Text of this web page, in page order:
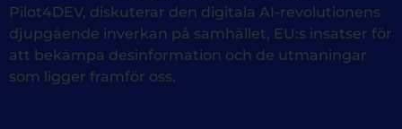
Pilot4DEV, diskuterar den digitala AI-revolutionens
djupgående inverkan på samhället, EU:s insatser för
att bekämpa desinformation och de utmaningar
som ligger framför oss.